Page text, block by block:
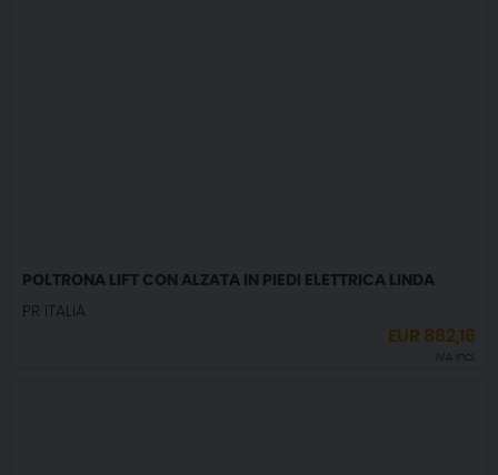
POLTRONA LIFT CON ALZATA IN PIEDI ELETTRICA LINDA
PR ITALIA
EUR 882,16
IVA incl.